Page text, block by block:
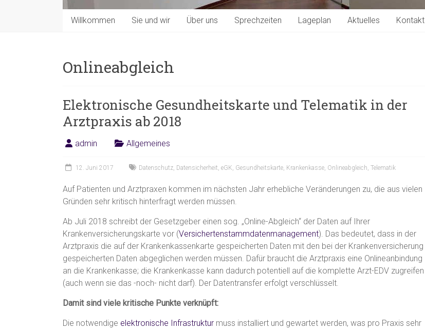
Willkommen Sie und wir Über uns Sprechzeiten Lageplan Aktuelles Kontakt
Onlineabgleich
Elektronische Gesundheitskarte und Telematik in der
Arztpraxis ab 2018
admin Allgemeines
12. Juni 2017 Datenschutz, Datensicherheit, eGK, Gesundheitskarte, Krankenkasse, Onlineabgleich, Telematik
Auf Patienten und Arztpraxen kommen im nächsten Jahr erhebliche Veränderungen zu, die aus vielen
Gründen sehr kritisch hinterfragt werden müssen.
Ab Juli 2018 schreibt der Gesetzgeber einen sog. „Online-Abgleich“ der Daten auf Ihrer
Krankenversicherungskarte vor (Versichertenstammdatenmanagement). Das bedeutet, dass in der
Arztpraxis die auf der Krankenkassenkarte gespeicherten Daten mit den bei der Krankenversicherung
gespeicherten Daten abgeglichen werden müssen. Dafür braucht die Arztpraxis eine Onlineanbindung
an die Krankenkasse; die Krankenkasse kann dadurch potentiell auf die komplette Arzt-EDV zugreifen
(auch wenn sie das -noch- nicht darf). Der Datentransfer erfolgt verschlüsselt.
Damit sind viele kritische Punkte verknüpft:
Die notwendige elektronische Infrastruktur muss installiert und gewartet werden, was pro Praxis sehr